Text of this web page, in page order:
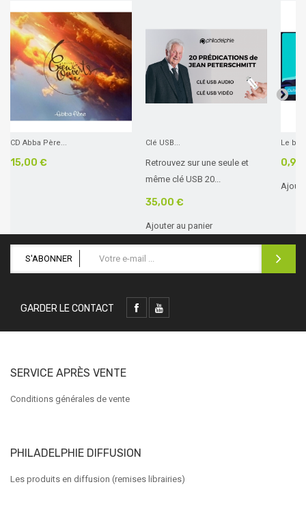
CD Abba Père...
15,00 €
Clé USB...
Retrouvez sur une seule et
même clé USB 20...
35,00 €
Ajouter au panier
Le
0,99
S'ABONNER
GARDER LE CONTACT
SERVICE APRÈS VENTE
Conditions générales de vente
PHILADELPHIE DIFFUSION
Les produits en diffusion (remises librairies)